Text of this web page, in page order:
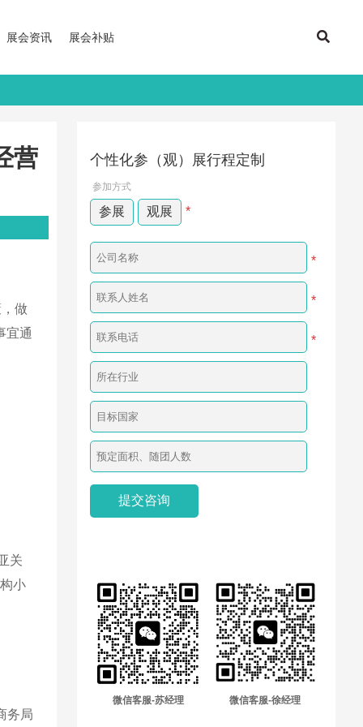
展会资讯 展会补贴
营
做
宜通
关
小
务局
个性化参（观）展行程定制
参加方式
参展 观展 *
*
*
*
微信客服-苏经理 微信客服-徐经理